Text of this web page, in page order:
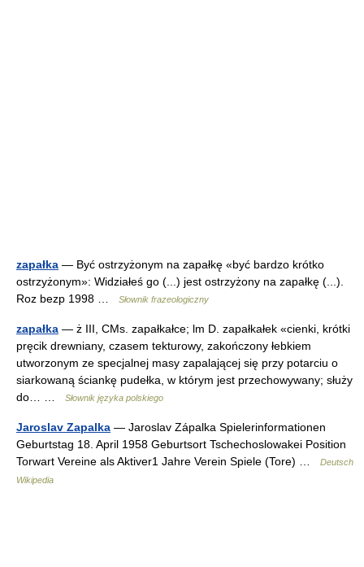
zapałka — Być ostrzyżonym na zapałkę «być bardzo krótko
ostrzyżonym»: Widziałeś go (...) jest ostrzyżony na zapałkę (...).
Roz bezp 1998 …
Słownik frazeologiczny
zapałka — ż III, CMs. zapałkałce; lm D. zapałkałek «cienki, krótki
pręcik drewniany, czasem tekturowy, zakończony łebkiem
utworzonym ze specjalnej masy zapalającej się przy potarciu o
siarkowaną ściankę pudełka, w którym jest przechowywany; służy
do… …
Słownik języka polskiego
Jaroslav Zapalka — Jaroslav Zápalka Spielerinformationen
Geburtstag 18. April 1958 Geburtsort Tschechoslowakei Position
Torwart Vereine als Aktiver1 Jahre Verein Spiele (Tore) …
Deutsch
Wikipedia